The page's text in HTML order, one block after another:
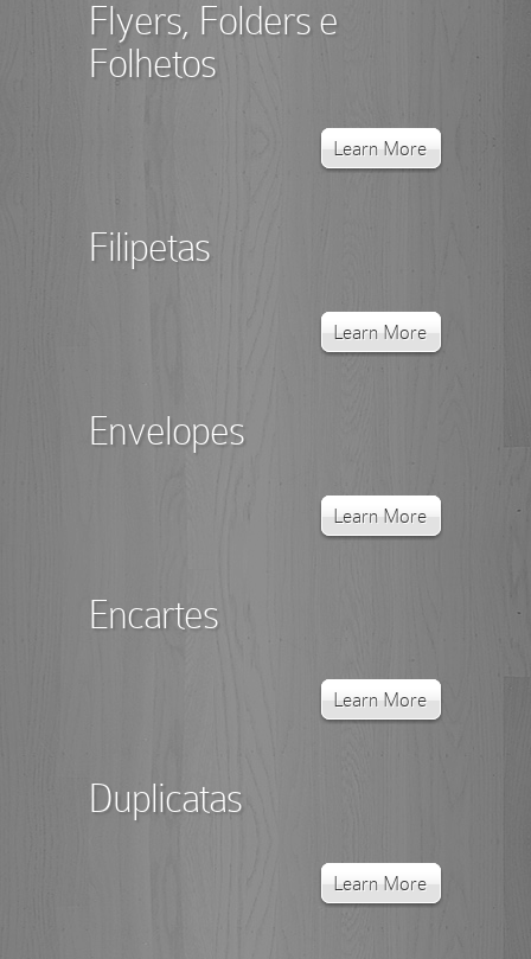
Flyers, Folders e
Folhetos
Learn More
Filipetas
Learn More
Envelopes
Learn More
Encartes
Learn More
Duplicatas
Learn More